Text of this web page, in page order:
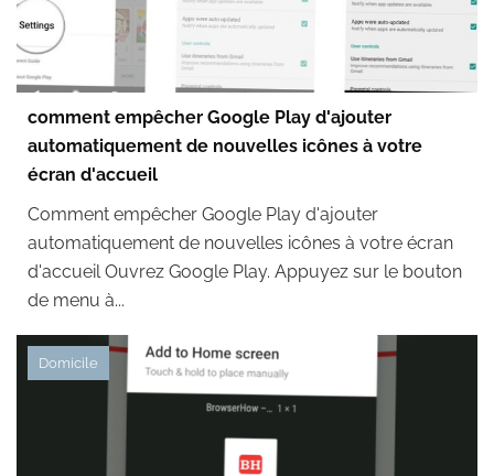
comment empêcher Google Play d'ajouter
automatiquement de nouvelles icônes à votre
écran d'accueil
Comment empêcher Google Play d'ajouter
automatiquement de nouvelles icônes à votre écran
d'accueil Ouvrez Google Play. Appuyez sur le bouton
de menu à...
Domicile